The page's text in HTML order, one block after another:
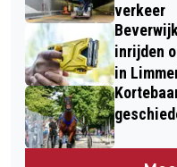
verkeer
inrijden
in